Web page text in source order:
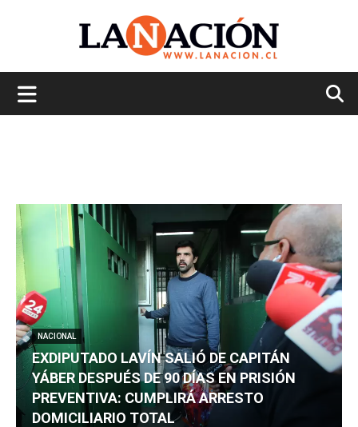
NACIONAL
EXDIPUTADO LAVÍN SALIÓ DE CAPITÁN
YÁBER DESPUÉS DE 90 DÍAS EN PRISIÓN
PREVENTIVA: CUMPLIRÁ ARRESTO
DOMICILIARIO TOTAL